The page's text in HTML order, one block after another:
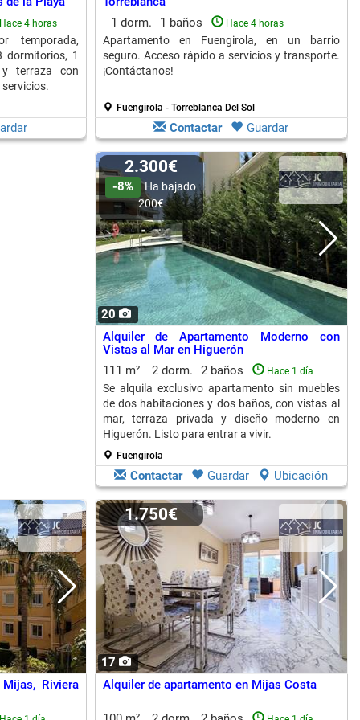
4 horas
temporada,
dormitorios, 1
y terraza con
1 dorm.
1 baños Hace 4 horas
Apartamento en Fuengirola, en un barrio
seguro. Acceso rápido a servicios y transporte.
¡Contáctanos!
Fuengirola - Torreblanca Del Sol
Contactar Guardar
20
2.300€
-8%
Ha bajado
200€
Alquiler de Apartamento Moderno con
Vistas al Mar en Higuerón
111 m²
2 dorm. 2 baños Hace 1 día
Se alquila exclusivo apartamento sin muebles
de dos habitaciones y dos baños, con vistas al
mar, terraza privada y diseño moderno en
Higuerón. Listo para entrar a vivir.
Fuengirola
Contactar Guardar Ubicación
Riviera
17
1.750€
Alquiler de apartamento en Mijas Costa